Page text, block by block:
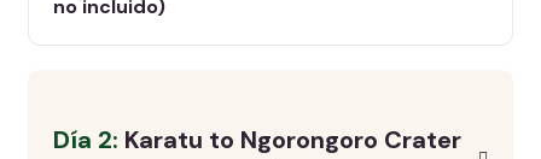
no incluido)
Día 2: Karatu to Ngorongoro Crater